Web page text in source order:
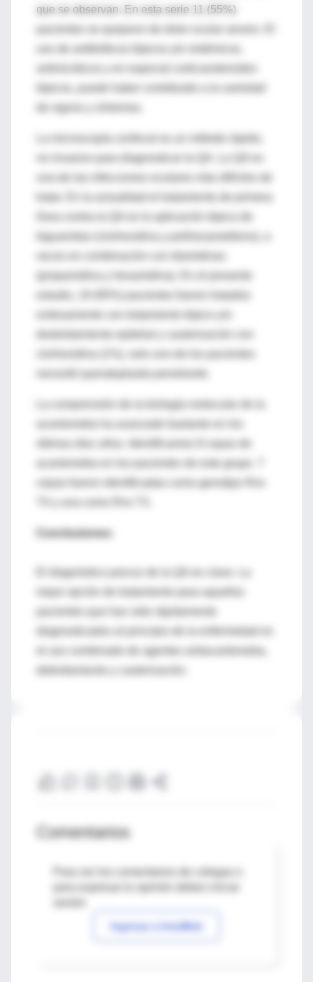
que se observan. En esta serie 11 (55%)
de signos y síntomas.
no invasivo para diagnosticar la QA. La QA es
línea contra la QA es la aplicación tópica de
biguanidas (clorhexidina y polihexametileno), a
(propamidina y hexamidina). En el presente
La comprensión de la biología molecular de la
acantomeba en los pacientes de este grupo. 7
cepas fueron identificadas como genotipo Rns
Conclusiones:
El diagnóstico precoz de la QA es clave. La
mejor opción de tratamiento para aquellos
diagnosticados al principio de la enfermedad es
el uso combinado de agentes antiacantomeba,
Comentarios
Para ver los comentarios de colegas o
Ingresar a IntraMed